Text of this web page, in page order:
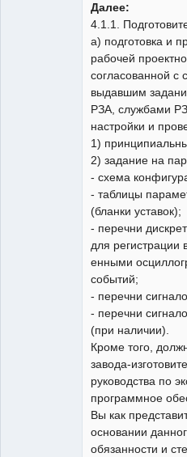
Далее:
4.1.1.
а) подготовка и
рабочей
согласованной с
выдавшим
РЗА, службами
настройки и
1)
2) задание на
- схема
- таблицы
(бланки уставок);
- перечни
для регистрации
енными
событий;
- перечни
- перечни
(при наличии).
Кроме того,
завода-
руководства по
программное
Вы как
основании
обязанности и